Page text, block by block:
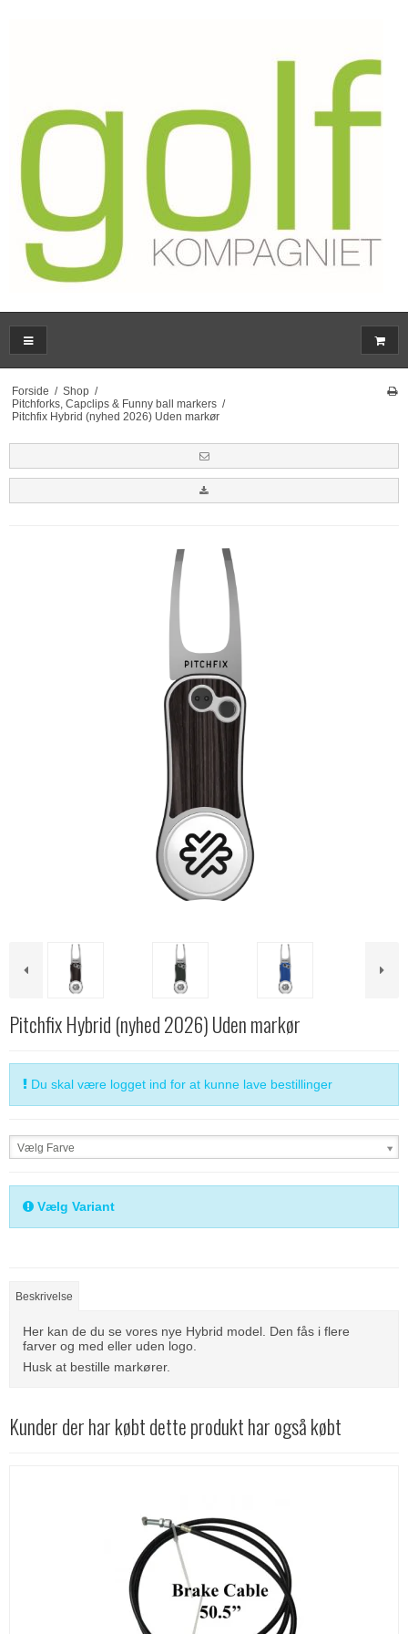
Forside / Shop /
Pitchforks, Capclips & Funny ball markers /
Pitchfix Hybrid (nyhed 2026) Uden markør
Pitchfix Hybrid (nyhed 2026) Uden markør
Du skal være logget ind for at kunne lave bestillinger
Vælg Farve
Vælg Variant
Beskrivelse
Her kan de du se vores nye Hybrid model. Den fås i flere
farver og med eller uden logo.
Husk at bestille markører.
Kunder der har købt dette produkt har også købt